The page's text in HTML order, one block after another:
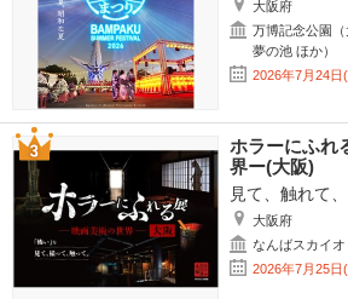
大阪府
万博記念公園（
夢の池 ほか）
2026年7月24日
ホラーにふ
界ー(大阪)
見て、触れて
大阪府
なんばスカイオ
2026年7月25日